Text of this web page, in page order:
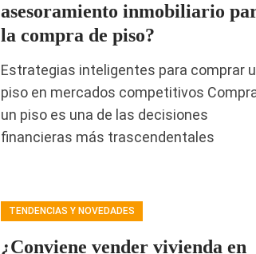
asesoramiento inmobiliario
la compra de piso?
Estrategias inteligentes para comprar
piso en mercados competitivos
un piso es una de las decisiones
financieras más trascendentales
TENDENCIAS Y NOVEDADES
¿Conviene vender vivienda en